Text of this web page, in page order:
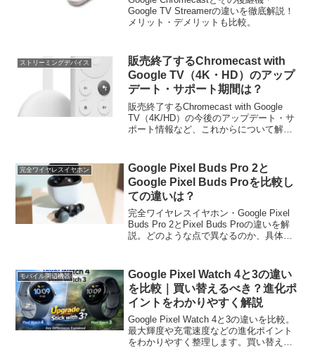
Google TV Streamerの違いを徹底解説！
メリット・デメリットも比較。
ストリーミングデバイス
販売終了するChromecast with
Google TV（4K・HD）のアップ
デート・サポート期間は？
販売終了するChromecast with Google
TV（4K/HD）の今後のアップデート・サ
ポート情報など、これからについて解説
完全ワイヤレスイヤホン
Google Pixel Buds Pro 2と
Google Pixel Buds Proを比較し
ての違いは？
完全ワイヤレスイヤホン・Google Pixel
Buds Pro 2とPixel Buds Proの違いを解
説。どのような点で異なるのか、具体的
モバイル周辺機器
Google Pixel Watch 4と3の違い
を比較｜買い替えるべき？進化ポ
イントをわかりやすく解説
Google Pixel Watch 4と3の違いを比較。
最大輝度や充電速度などの進化ポイント
をわかりやすく整理します。買い替える